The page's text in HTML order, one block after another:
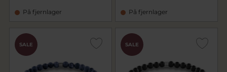
På fjernlager På fjernlager
SALE SALE